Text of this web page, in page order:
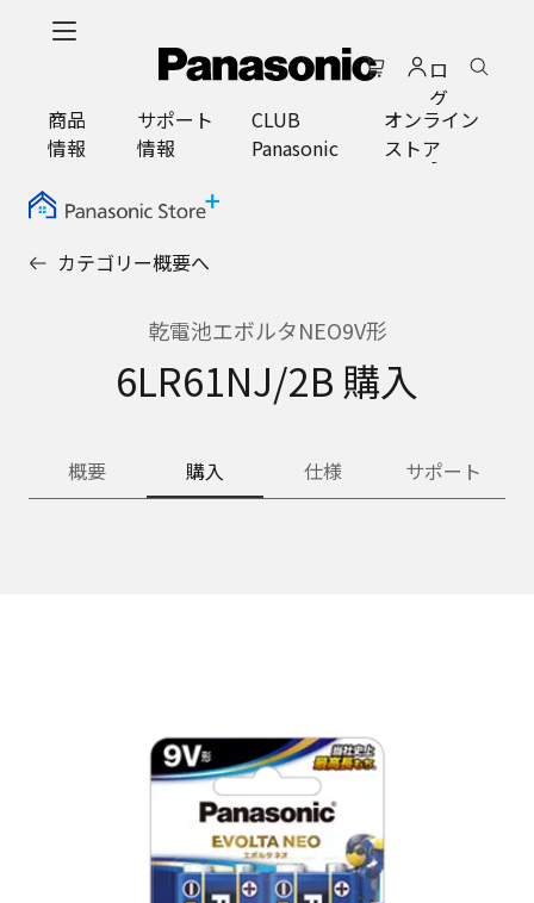
ロ
グ
イ
ン
商品
情報
サポート
情報
CLUB
Panasonic
オンライン
ストア
カテゴリー概要へ
乾電池エボルタNEO9V形
6LR61NJ/2B 購入
概要 購入 仕様 サポート